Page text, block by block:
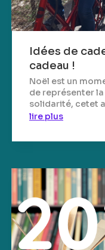
Idées de
cadeau !
Noël est un
de représenter
solidarité, cetet
lire plus